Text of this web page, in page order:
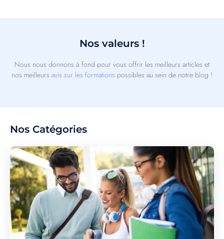
Nos valeurs !
Nous nous donnons à fond pour vous offrir les meilleurs articles et
nos meilleurs avis sur les formations possibles au sein de notre blog !
Nos Catégories